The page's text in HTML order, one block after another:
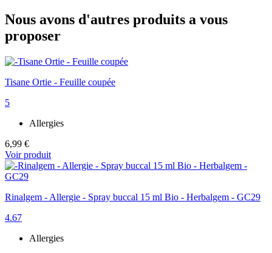
Nous avons d'autres produits a vous
proposer
Tisane Ortie - Feuille coupée
5
Allergies
6,99 €
Voir produit
Rinalgem - Allergie - Spray buccal 15 ml Bio - Herbalgem - GC29
4.67
Allergies